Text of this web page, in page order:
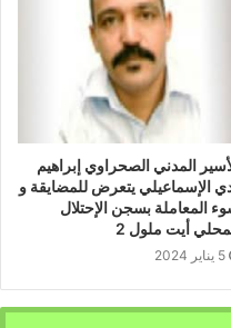
التحضير لعمليات
أمام محاكم صورية .
الصحراوية الديمقراطية .
المدني الصحراوي إبراهيم
الإسماعيلي يتعرض للمضايقة و
المعاملة بسجن الإحتلال
أيت ملول 2
5 يناير 2024